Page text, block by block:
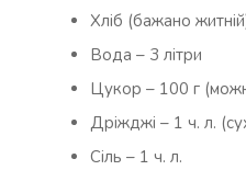
Хліб (бажано
Вода – 3 літри
Цукор – 100 г
Дріжджі – 1 ч. л.
Сіль – 1 ч. л.